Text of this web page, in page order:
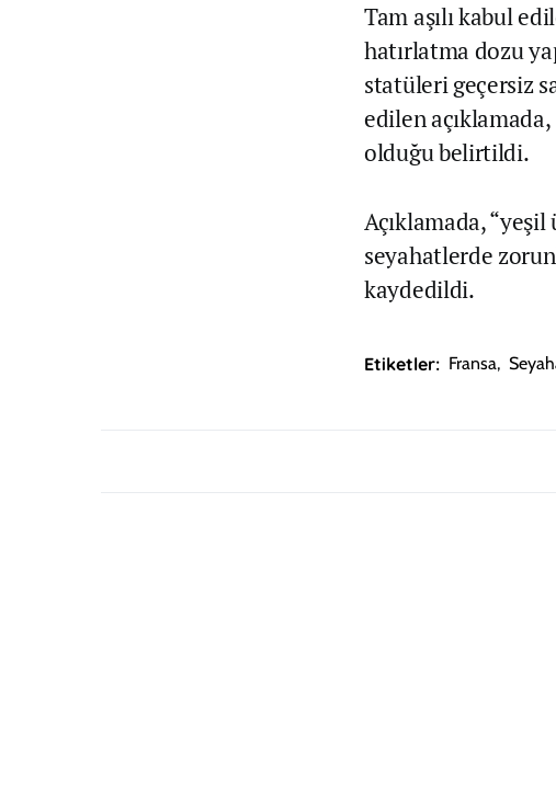
Tam aşılı kabul
hatırlatma dozu
statüleri geçersiz
edilen
olduğu belirtildi.
Açıklamada,
seyahatlerde
kaydedildi.
Etiketler: Fransa,